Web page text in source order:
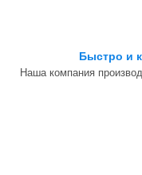
Быстро и
Наша компания